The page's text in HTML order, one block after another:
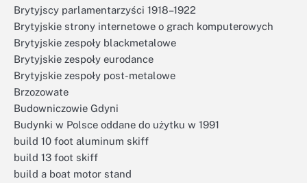
Brytyjscy parlamentarzyści 1918–1922
Brytyjskie strony internetowe o grach komputerowych
Brytyjskie zespoły blackmetalowe
Brytyjskie zespoły eurodance
Brytyjskie zespoły post-metalowe
Brzozowate
Budowniczowie Gdyni
Budynki w Polsce oddane do użytku w 1991
build 10 foot aluminum skiff
build 13 foot skiff
build a boat motor stand